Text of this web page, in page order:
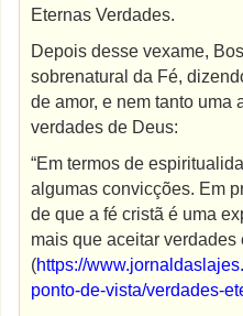
Eternas Verdades.
Depois desse vexame,
sobrenatural da Fé,
de amor, e nem tanto uma
verdades de Deus:
“Em termos de
algumas convicções. Em
de que a fé cristã é uma
mais que aceitar verdades
(https://
ponto-de-vista/verdades-